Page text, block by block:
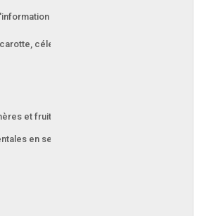
2017
céleri, laitue, oignon, poireau et ail
et fruitières en serre
en serre